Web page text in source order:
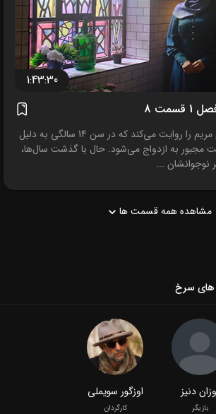
1:43:30
8
داستان تلخ زنی به نام مریم را روایت می‌کند که در سن 14 سالگی به دلیل
مجبور به ازدواج می‌شود. حال با گذشت سال‌ها،
...
مشاهده همه قسمت ها
های سرخ
دنیز
بازیگر
اوزگور سویملی
کارگردان